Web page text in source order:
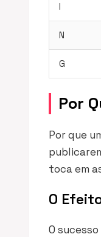
I
N
G
Por
Por que
toca em
O
O